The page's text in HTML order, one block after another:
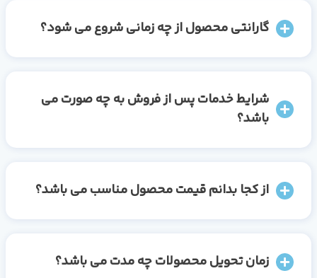
گارانتی محصول از چه زمانی شروع می شود؟
شرایط خدمات پس از فروش به چه صورت می
باشد؟
از کجا بدانم قیمت محصول مناسب می باشد؟
زمان تحویل محصولات چه مدت می باشد؟